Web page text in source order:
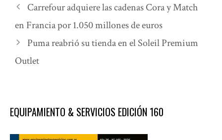
Carrefour adquiere las cadenas Cora y Match
en Francia por 1.050 millones de euros
Puma reabrió su tienda en el Soleil Premium
Outlet
EQUIPAMIENTO & SERVICIOS EDICIÓN 160